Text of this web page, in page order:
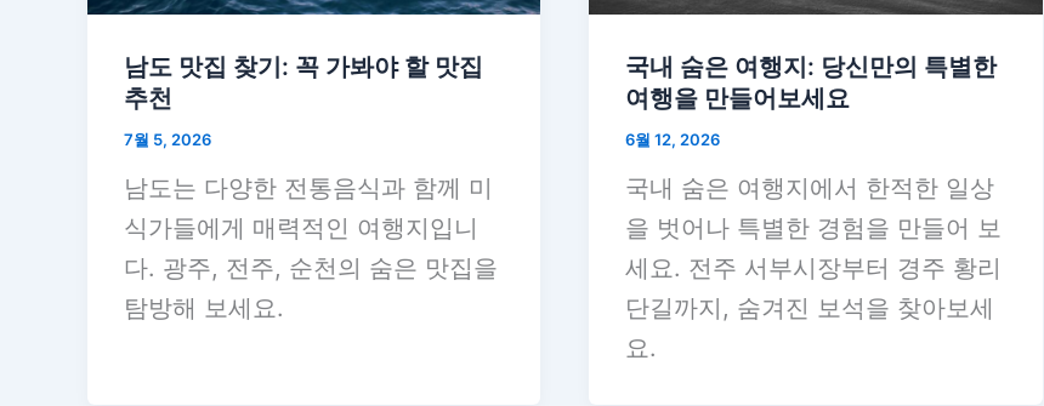
남도 맛집 찾기: 꼭 가봐야 할 맛집
추천
7월 5, 2026
남도는 다양한 전통음식과 함께 미
식가들에게 매력적인 여행지입니
다. 광주, 전주, 순천의 숨은 맛집을
탐방해 보세요.
국내 숨은 여행지: 당신만의 특별한
여행을 만들어보세요
6월 12, 2026
국내 숨은 여행지에서 한적한 일상
을 벗어나 특별한 경험을 만들어 보
세요. 전주 서부시장부터 경주 황리
단길까지, 숨겨진 보석을 찾아보세
요.